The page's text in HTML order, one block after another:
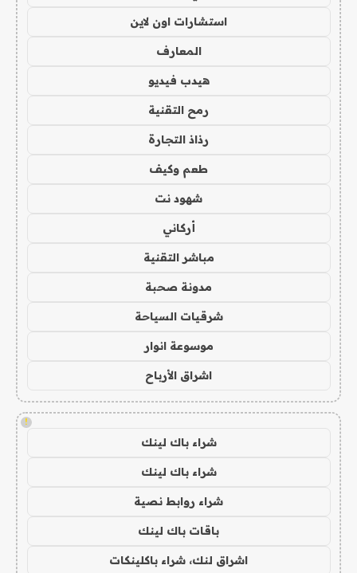
استشارات اون لاين
المعارف
هيدب فيديو
رمح التقنية
رذاذ التجارة
طعم وكيف
شهود نت
أركاني
مباشر التقنية
مدونة صحبة
شرقيات السياحة
موسوعة انوار
اشراق الأرباح
!
شراء باك لينك
شراء باك لينك
شراء روابط نصية
باقات باك لينك
اشراق لنك، شراء باكلينكات